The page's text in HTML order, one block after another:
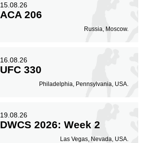
15.08.26
ACA 206
Russia, Moscow.
16.08.26
UFC 330
Philadelphia, Pennsylvania, USA.
19.08.26
DWCS 2026: Week 2
Las Vegas, Nevada, USA.